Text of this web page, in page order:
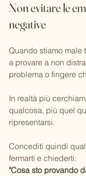
Non evitare le
negative
Quando stiamo male
a provare a non
problema o fingere
In realtà più
qualcosa, più quel
ripresentarsi.
Concediti quindi
fermarti e chiederti:
"Cosa sto provando